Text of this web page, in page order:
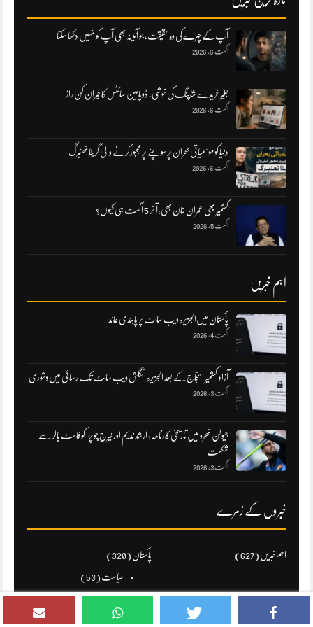
آپ کے چہرے کی وہ حقیقت، جو آئینہ بھی آپ کو نہیں دکھا سکتا
اگست 6, 2026
بغیر خریدے شاپنگ کی خوشی، ڈوپامین سائٹس کا حیران کن راز
اگست 6, 2026
دنیا کو موسمیاتی بحران پر سوچنے پر مجبورکرنے والی گریٹا تھنبرگ
اگست 6, 2026
کشمیر بھی عمران خان بھی:آ خر 5 اگست ہی کیوں؟
اگست 5, 2026
اہم خبریں
پاکستان میں‌الجزیرہ ویب سائٹ پر پابندی عائد
اگست 4, 2026
آزاد کشمیر احتجاج کے بعد الجزیرہ انگلش ویب سائٹ تک رسائی میں‌دشوری
اگست 3, 2026
جیولن تھرو میں تاریخی کارنامہ: ارشد ندیم اور نیرج چوپڑا کو فاسٹ بالر سے
شکست
اگست 3, 2026
خبروں کے زمرے
اہم خبریں(627) پاکستان(320)
سیاست(53)
کھیل(133)